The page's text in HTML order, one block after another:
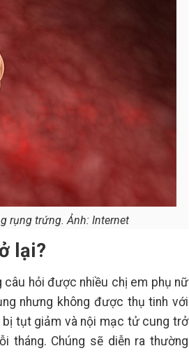
rụng trứng. Ảnh: Internet
lại?
hỏi được nhiều chị em phụ nữ
nhưng không được thụ tinh với
bị tụt giảm và nội mạc tử cung trở
tháng. Chúng sẽ diễn ra thường